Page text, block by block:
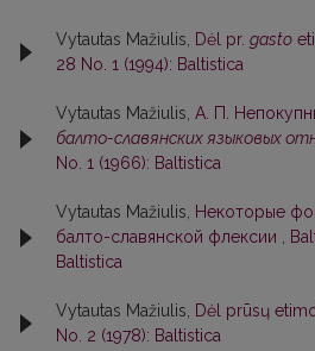
Vytautas Mažiulis, Dėl pr. gasto
28 No. 1 (1994): Baltistica
Vytautas Mažiulis, А. П.
балто-славянских языковых
No. 1 (1966): Baltistica
Vytautas Mažiulis, Некоторые
балто-славянской флексии ,
Baltistica
Vytautas Mažiulis, Dėl prūsų
No. 2 (1978): Baltistica